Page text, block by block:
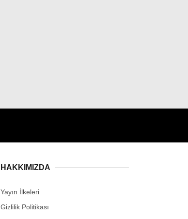
HAKKIMIZDA
Yayın İlkeleri
Gizlilik Politikası